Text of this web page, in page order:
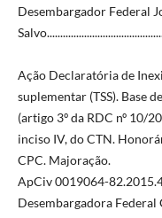
Desembargador Federal
Ação Declaratória de
suplementar (TSS). Base
(artigo 3º da RDC nº 10/
inciso IV, do CTN.
CPC. Majoração.
ApCiv 0019064-
Desembargadora